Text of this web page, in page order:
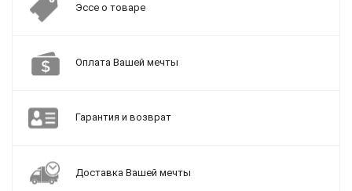
Эссе о товаре
Оплата Вашей мечты
Гарантия и возврат
Доставка Вашей мечты